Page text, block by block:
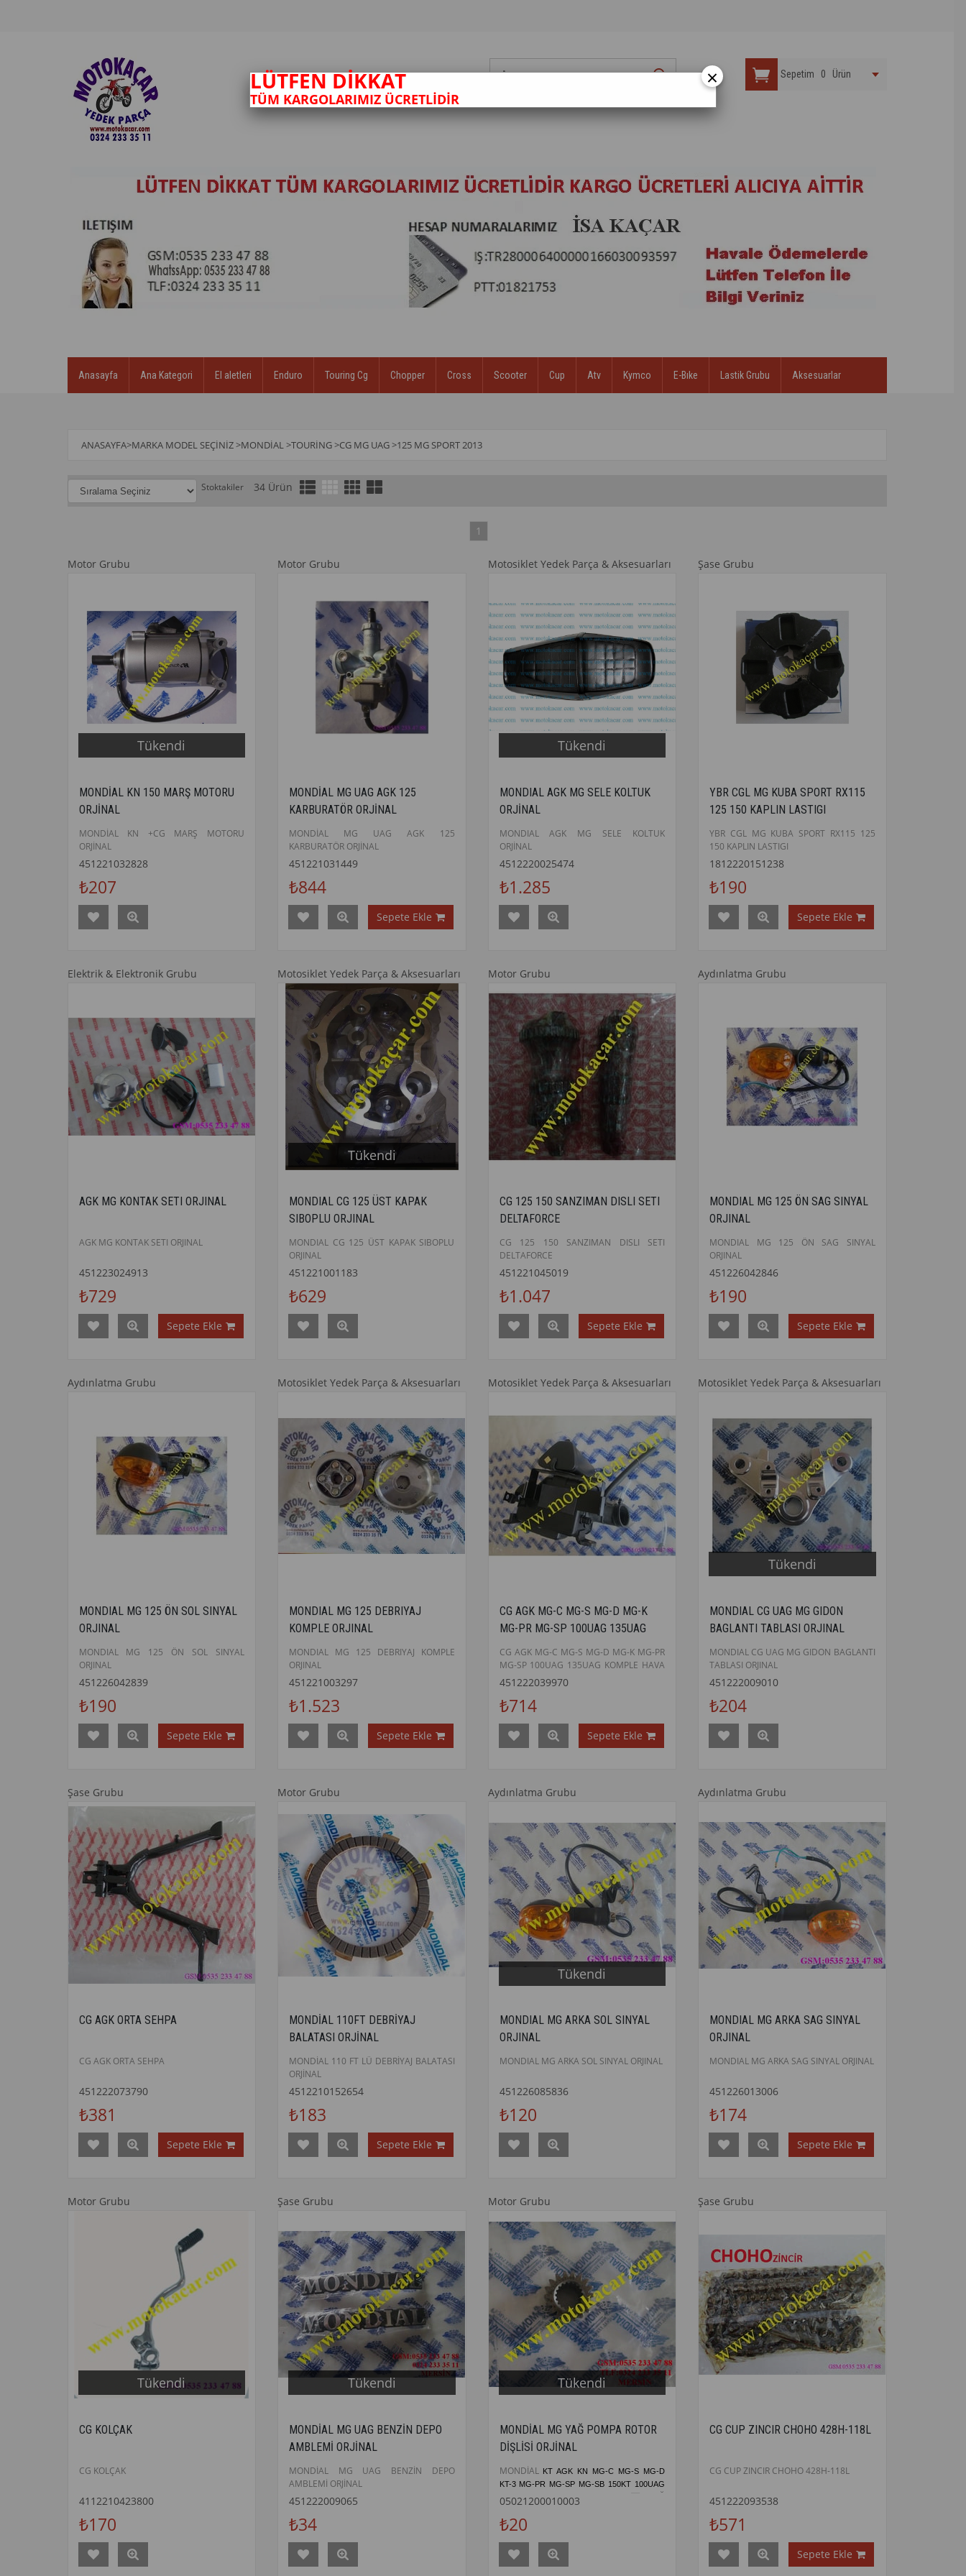
Sepetim 0 Ürün
Anasayfa Ana Kategori El aletleri Enduro Touring Cg Chopper Cross Scooter Cup Atv Kymco E-Bıke Lastik Grubu Aksesuarlar
ANASAYFA>MARKA MODEL SEÇINIZ>MONDİAL>TOURİNG>CG MG UAG>125 MG SPORT 2013
Stoktakiler 34 Ürün
1
Motor Grubu
Tükendi
MONDİAL KN 150 MARŞ MOTORU
ORJİNAL
MONDİAL KN +CG MARŞ MOTORU
ORJİNAL
451221032828
₺207
Motor Grubu
MONDİAL MG UAG AGK 125
KARBURATÖR ORJİNAL
MONDİAL MG UAG AGK 125
KARBURATÖR ORJİNAL
451221031449
₺844
Sepete Ekle
Motosiklet Yedek Parça & Aksesuarları
Tükendi
MONDIAL AGK MG SELE KOLTUK
ORJİNAL
MONDIAL AGK MG SELE KOLTUK
ORJİNAL
4512220025474
₺1.285
Şase Grubu
YBR CGL MG KUBA SPORT RX115
125 150 KAPLIN LASTIGI
YBR CGL MG KUBA SPORT RX115 125
150 KAPLIN LASTIGI
1812220151238
₺190
Sepete Ekle
Elektrik & Elektronik Grubu
AGK MG KONTAK SETI ORJINAL
AGK MG KONTAK SETI ORJINAL
451223024913
₺729
Sepete Ekle
Motosiklet Yedek Parça & Aksesuarları
Tükendi
MONDIAL CG 125 ÜST KAPAK
SIBOPLU ORJINAL
MONDIAL CG 125 ÜST KAPAK SIBOPLU
ORJINAL
451221001183
₺629
Motor Grubu
CG 125 150 SANZIMAN DISLI SETI
DELTAFORCE
CG 125 150 SANZIMAN DISLI SETI
DELTAFORCE
451221045019
₺1.047
Sepete Ekle
Aydınlatma Grubu
MONDIAL MG 125 ÖN SAG SINYAL
ORJINAL
MONDIAL MG 125 ÖN SAG SINYAL
ORJINAL
451226042846
₺190
Sepete Ekle
Aydınlatma Grubu
MONDIAL MG 125 ÖN SOL SINYAL
ORJINAL
MONDIAL MG 125 ÖN SOL SINYAL
ORJINAL
451226042839
₺190
Sepete Ekle
Motosiklet Yedek Parça & Aksesuarları
MONDIAL MG 125 DEBRIYAJ
KOMPLE ORJINAL
MONDIAL MG 125 DEBRIYAJ KOMPLE
ORJINAL
451221003297
₺1.523
Sepete Ekle
Motosiklet Yedek Parça & Aksesuarları
CG AGK MG-C MG-S MG-D MG-K
MG-PR MG-SP 100UAG 135UAG
CG AGK MG-C MG-S MG-D MG-K MG-PR
MG-SP 100UAG 135UAG KOMPLE HAVA
FILTRE ORJINAL
451222039970
₺714
Sepete Ekle
Motosiklet Yedek Parça & Aksesuarları
Tükendi
MONDIAL CG UAG MG GIDON
BAGLANTI TABLASI ORJINAL
MONDIAL CG UAG MG GIDON BAGLANTI
TABLASI ORJINAL
451222009010
₺204
Şase Grubu
CG AGK ORTA SEHPA
CG AGK ORTA SEHPA
451222073790
₺381
Sepete Ekle
Motor Grubu
MONDİAL 110FT DEBRİYAJ
BALATASI ORJİNAL
MONDİAL 110 FT LÜ DEBRİYAJ BALATASI
ORJİNAL
4512210152654
₺183
Sepete Ekle
Aydınlatma Grubu
Tükendi
MONDIAL MG ARKA SOL SINYAL
ORJINAL
MONDIAL MG ARKA SOL SINYAL ORJINAL
451226085836
₺120
Aydınlatma Grubu
MONDIAL MG ARKA SAG SINYAL
ORJINAL
MONDIAL MG ARKA SAG SINYAL ORJINAL
451226013006
₺174
Sepete Ekle
Motor Grubu
Tükendi
CG KOLÇAK
CG KOLÇAK
4112210423800
₺170
Şase Grubu
Tükendi
MONDİAL MG UAG BENZİN DEPO
AMBLEMİ ORJİNAL
MONDİAL MG UAG BENZİN DEPO
AMBLEMİ ORJİNAL
451222009065
₺34
Motor Grubu
Tükendi
MONDİAL MG YAĞ POMPA ROTOR
DİŞLİSİ ORJİNAL
MONDİAL KT AGK KN MG-C MG-S MG-D
KT-3 MG-PR MG-SP MG-SB 150KT 100UAG
135UAG MST-00 MSTX-00 MST-
YAĞ
05021200010003
₺20
Şase Grubu
CG CUP ZINCIR CHOHO 428H-118L
CG CUP ZINCIR CHOHO 428H-118L
451222093538
₺571
Sepete Ekle
×
LÜTFEN DİKKAT
TÜM KARGOLARIMIZ ÜCRETLİDİR